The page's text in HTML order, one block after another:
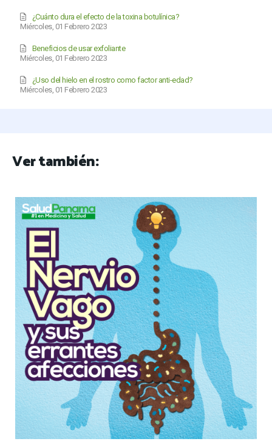
Miércoles, 01 Febrero 2023
¿Cuánto dura el efecto de la toxina botulínica?
Miércoles, 01 Febrero 2023
Beneficios de usar exfoliante
Miércoles, 01 Febrero 2023
¿Uso del hielo en el rostro como factor anti-edad?
Ver también: